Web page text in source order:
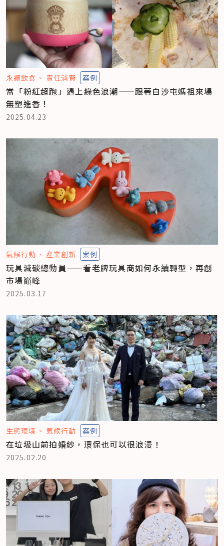
永續飲食 責任消費 案例
當「粉紅超跑」遇上綠色浪潮——跟著白沙屯媽祖來場
無塑進香！
2025.04.23
氣候行動 產業創新 案例
玩具減碳總動員——看老牌玩具商如何永續轉型，再創
市場巔峰
2025.03.17
生態環境 氣候行動 案例
在垃圾山前拍婚紗，環保也可以很浪漫！
2025.02.20